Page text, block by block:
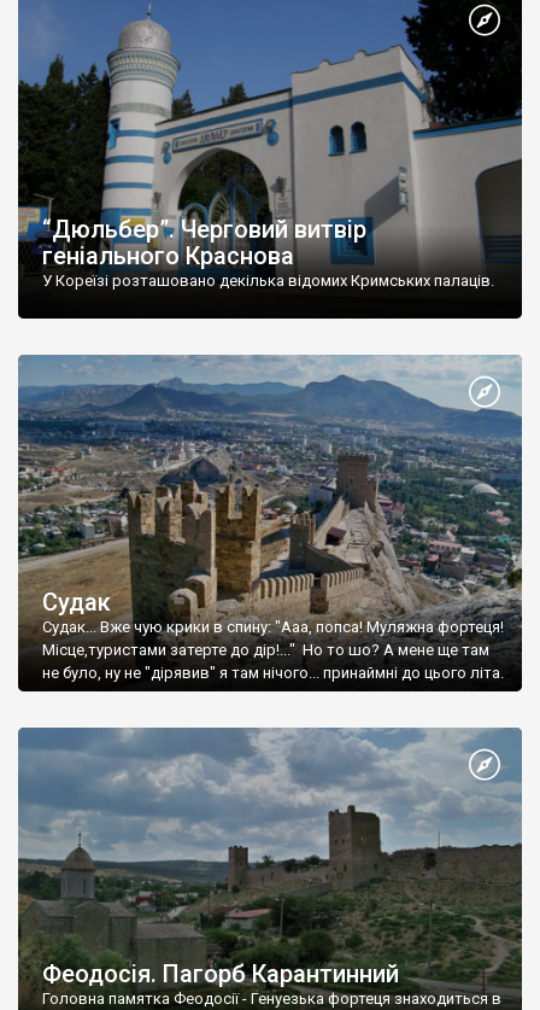
“Дюльбер”. Черговий витвір
геніального Краснова
У Кореїзі розташовано декілька відомих Кримських палаців.
Судак
Судак... Вже чую крики в спину: "Ааа, попса! Муляжна фортеця!
Місце,туристами затерте до дір!..." Но то шо? А мене ще там
не було, ну не "дірявив" я там нічого... принаймні до цього літа.
Феодосія. Пагорб Карантинний
Головна памятка Феодосії - Генуезька фортеця знаходиться в